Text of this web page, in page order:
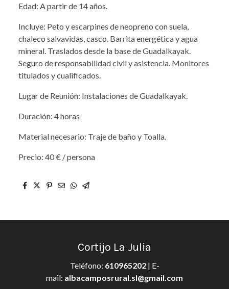
Edad: A partir de 14 años.
Incluye: Peto y escarpines de neopreno con suela,
chaleco salvavidas, casco. Barrita energética y agua
mineral. Traslados desde la base de Guadalkayak.
Seguro de responsabilidad civil y asistencia. Monitores
titulados y cualificados.
Lugar de Reunión: Instalaciones de Guadalkayak.
Duración: 4 horas
Material necesario: Traje de baño y Toalla.
Precio: 40 € / persona
Cortijo La Julia
Teléfono: 610965202| E-
mail: albacamposrural.sl@gmail.com